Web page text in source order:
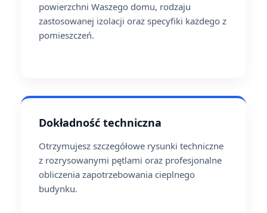
powierzchni Waszego domu, rodzaju
zastosowanej izolacji oraz specyfiki każdego z
pomieszczeń.
Dokładność techniczna
Otrzymujesz szczegółowe rysunki techniczne
z rozrysowanymi pętlami oraz profesjonalne
obliczenia zapotrzebowania cieplnego
budynku.